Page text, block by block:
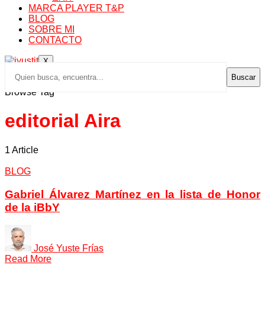
MARCA PLAYER T&P
BLOG
SOBRE MI
CONTACTO
X
Buscar
Browse Tag
editorial Aira
1 Article
BLOG
Gabriel Álvarez Martínez en la lista de Honor
de la iBbY
José Yuste Frías
Read More